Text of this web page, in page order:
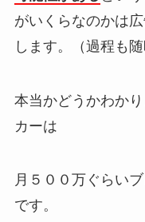
がいくらなのかは
します。（過程も
本当かどうかわか
カーは
月５００万ぐらい
です。